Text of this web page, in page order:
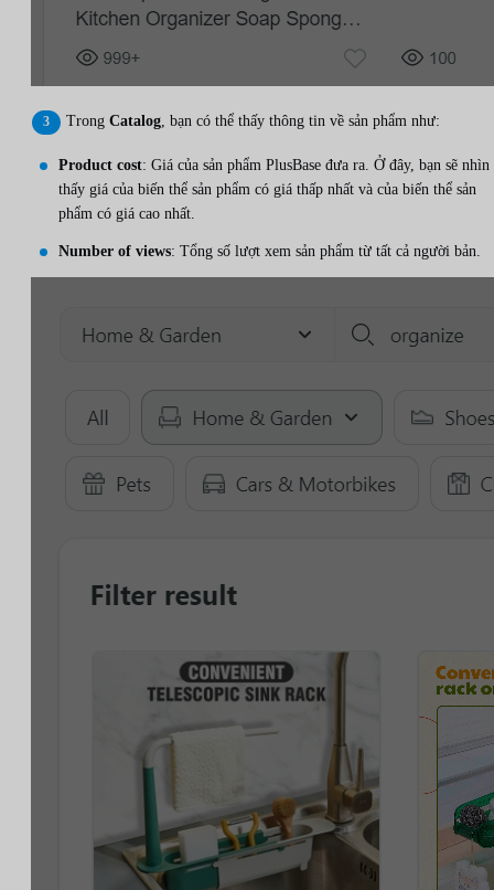
Trong Catalog, bạn có thể thấy thông tin về sản phẩm như:
Product cost: Giá của sản phẩm PlusBase đưa ra. Ở đây, bạn sẽ nhìn
thấy giá của biến thể sản phẩm có giá thấp nhất và của biến thể sản
phẩm có giá cao nhất.
Number of views: Tổng số lượt xem sản phẩm từ tất cả người bản.